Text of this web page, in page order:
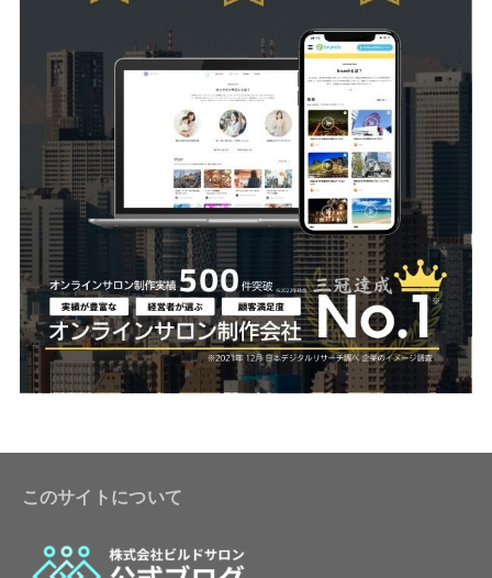
このサイトについて